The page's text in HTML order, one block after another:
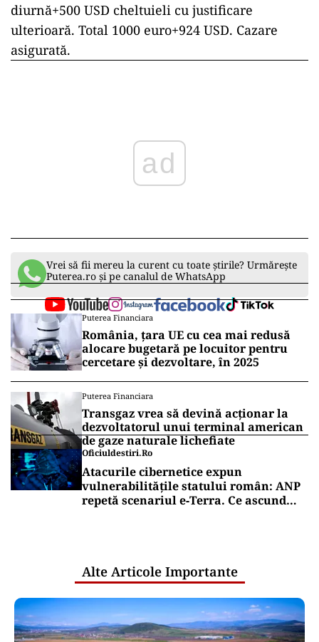
diurnă+500 USD cheltuieli cu justificare
ulterioară. Total 1000 euro+924 USD. Cazare
asigurată.
ad
Vrei să fii mereu la curent cu toate știrile? Urmărește
Puterea.ro și pe canalul de WhatsApp
Puterea Financiara
România, țara UE cu cea mai redusă
alocare bugetară pe locuitor pentru
cercetare și dezvoltare, în 2025
Puterea Financiara
Transgaz vrea să devină acționar la
dezvoltatorul unui terminal american
de gaze naturale lichefiate
Oficiuldestiri.ro
Atacurile cibernetice expun
vulnerabilitățile statului român: ANP
repetă scenariul e‑Terra. Ce ascund
Alte Articole Importante